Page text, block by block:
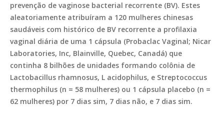
prevenção de vaginose bacterial recorrente (BV). Estes
aleatoriamente atribuíram a 120 mulheres chinesas
saudáveis com histórico de BV recorrente a profilaxia
vaginal diária de uma 1 cápsula (Probaclac Vaginal; Nicar
Laboratories, Inc, Blainville, Quebec, Canadá) que
continha 8 bilhões de unidades formando colônia de
Lactobacillus rhamnosus, L acidophilus, e Streptococcus
thermophilus (n = 58 mulheres) ou 1 cápsula placebo (n =
62 mulheres) por 7 dias sim, 7 dias não, e 7 dias sim.